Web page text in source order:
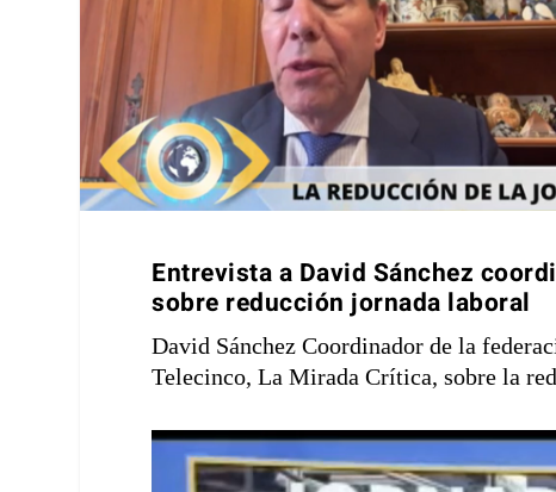
Entrevista a David Sánchez
sobre reducción jornada laboral
David Sánchez Coordinador de la
Telecinco, La Mirada Crítica, sobre la
Reproductor